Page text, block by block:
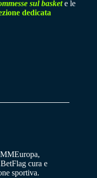
sul baskete le
dedicata
cura e
sportiva.